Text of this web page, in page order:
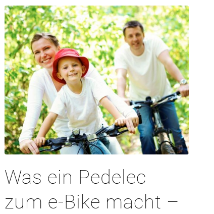
Was ein Pedelec
zum e-Bike macht –